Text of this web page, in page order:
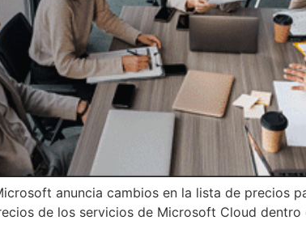
anuncia cambios en la lista de precios
de los servicios de Microsoft Cloud